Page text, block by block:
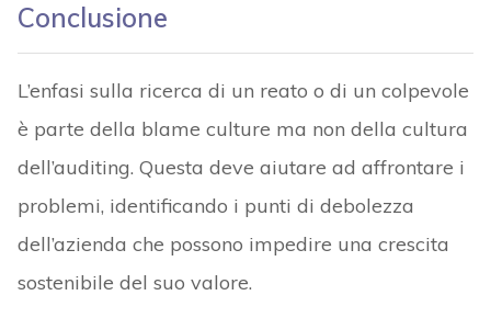
Conclusione
L’enfasi sulla ricerca di un reato o di un colpevole
è parte della blame culture ma non della cultura
dell’auditing. Questa deve aiutare ad affrontare i
problemi, identificando i punti di debolezza
dell’azienda che possono impedire una crescita
sostenibile del suo valore.